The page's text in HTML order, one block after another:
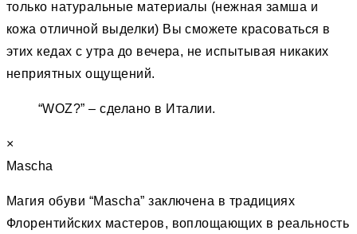
только натуральные материалы (нежная замша и
кожа отличной выделки) Вы сможете красоваться в
этих кедах с утра до вечера, не испытывая никаких
неприятных ощущений.
“WOZ?” – сделано в Италии.
×
Mascha
Магия обуви “Mascha” заключена в традициях
Флорентийских мастеров, воплощающих в реальность